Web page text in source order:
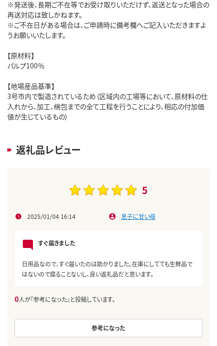
※発送後、長期ご不在等でお受け取りいただけず、返送となった場合の
再送対応は致しかねます。
※ご不在日がある場合は、ご申請時に備考欄へご記入いただきますよ
うお願いいたします。
【原材料】
パルプ100％
【地場産品基準】
3号市内で製造されているため（区域内の工場等において、原材料の仕
入れから、加工、梱包までの全て工程を行うことにより、相応の付加価
値が生じているもの）
返礼品レビュー
5
2025/01/04 16:14 息子に甘い母
すぐ届きました
日用品なので、すぐ届いたのは助かりました。在庫にしてても生鮮品で
はないので腐ることないし、良い返礼品だと思います。
0人が『参考になった』と投稿しています。
参考になった